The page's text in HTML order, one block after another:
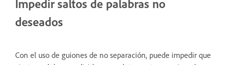
Impedir saltos de palabras no
deseados
Con el uso de guiones de no separación, puede impedir que